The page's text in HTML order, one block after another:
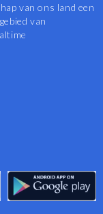
van ons land een
van